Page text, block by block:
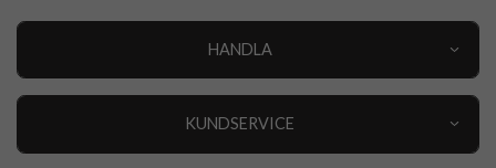
HANDLA
KUNDSERVICE